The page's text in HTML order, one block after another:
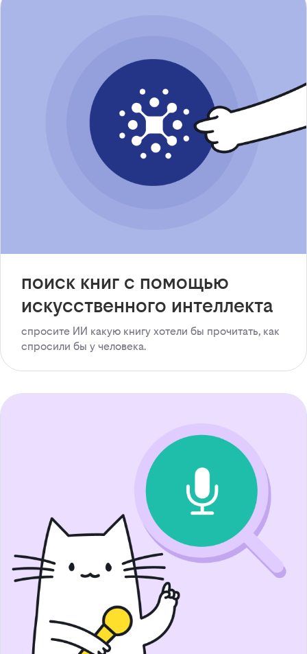
поиск книг с помощью
искусственного интеллекта
спросите ИИ какую книгу хотели бы прочитать, как
спросили бы у человека.